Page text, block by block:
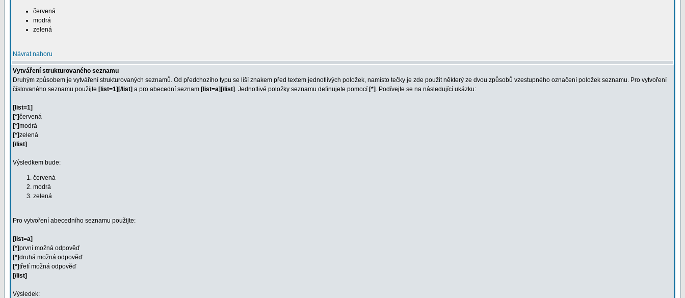
červená
modrá
zelená
Návrat nahoru
Vytváření strukturovaného seznamu
Druhým způsobem je vytváření strukturovaných seznamů. Od předchozího typu se liší znakem před textem jednotlivých položek, namísto tečky je zde použit některý ze dvou způsobů vzestupného označení položek seznamu. Pro vytvoření
číslovaného seznamu použijte [list=1][/list] a pro abecední seznam [list=a][/list] . Jednotlivé položky seznamu definujete pomocí [*] . Podívejte se na následující ukázku:
[list=1]
[*]červená
[*]modrá
[*]zelená
[/list]
Výsledkem bude:
červená
modrá
zelená
Pro vytvoření abecedního seznamu použijte:
[list=a]
[*]první možná odpověď
[*]druhá možná odpověď
[*]třetí možná odpověď
[/list]
Výsledek: